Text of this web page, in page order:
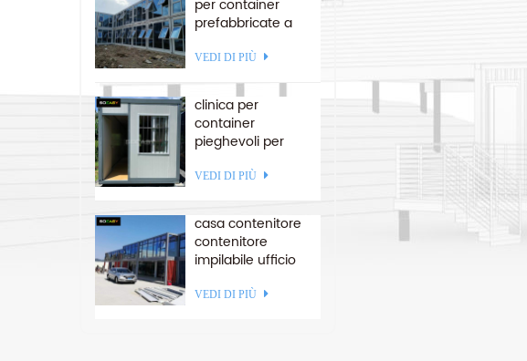
per container
prefabbricate a
acciaio a
montaggio rapido
VEDI DI PIÙ
clinica per
container
pieghevoli per
America
VEDI DI PIÙ
casa contenitore
contenitore
impilabile ufficio
assemblato su
VEDI DI PIÙ